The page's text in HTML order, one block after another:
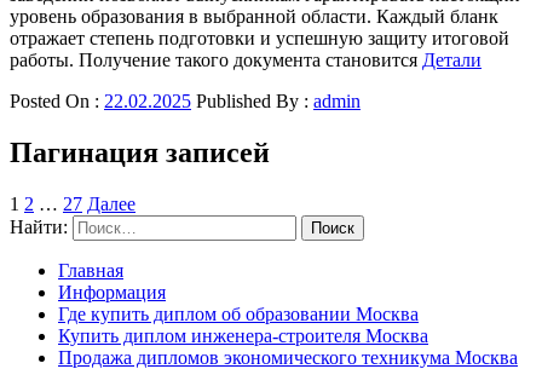
уровень образования в выбранной области. Каждый бланк
отражает степень подготовки и успешную защиту итоговой
работы. Получение такого документа становится Детали
Posted On : 22.02.2025 Published By : admin
Пагинация записей
1 2 … 27 Далее
Найти:
Главная
Информация
Где купить диплом об образовании Москва
Купить диплом инженера-строителя Москва
Продажа дипломов экономического техникума Москва